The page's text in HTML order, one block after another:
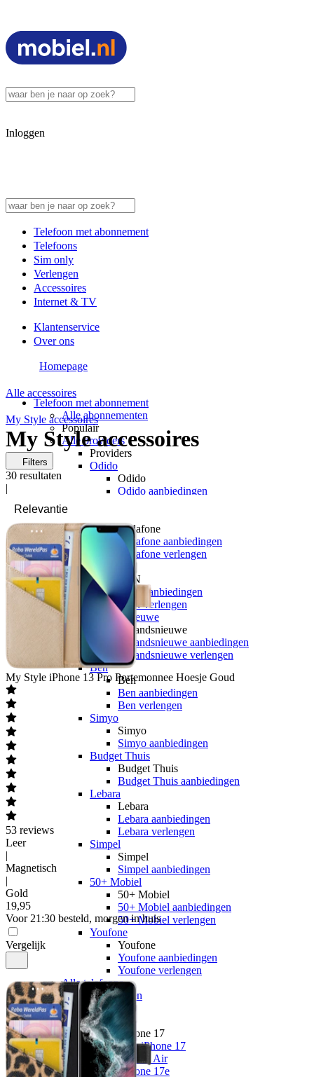
Inloggen
Telefoon met abonnement
Telefoons
Sim only
Verlengen
Accessoires
Internet & TV
Klantenservice
Over ons
Telefoon met abonnement
Alle abonnementen
Populair
Alle providers
Providers
Odido
Odido
Odido aanbiedingen
Vodafone
Vodafone aanbiedingen
Vodafone verlengen
KPN
KPN
KPN aanbiedingen
KPN verlengen
hollandsnieuwe
hollandsnieuwe
hollandsnieuwe aanbiedingen
hollandsnieuwe verlengen
Ben
Ben
Ben aanbiedingen
Ben verlengen
Simyo
Simyo
Simyo aanbiedingen
Budget Thuis
Budget Thuis
Budget Thuis aanbiedingen
Lebara
Lebara
Lebara aanbiedingen
Lebara verlengen
Simpel
Simpel
Simpel aanbiedingen
50+ Mobiel
50+ Mobiel
50+ Mobiel aanbiedingen
50+ Mobiel verlengen
Youfone
Youfone
Youfone aanbiedingen
Youfone verlengen
Alle telefoons
Alle aanbiedingen
Merken
Apple
Apple iPhone 17
Alle Apple iPhone 17
Apple iPhone Air
Apple iPhone 17e
Homepage
Alle accessoires
My Style accessoires
My Style accessoires
Filters
30 resultaten
|
My Style iPhone 13 Pro Portemonnee Hoesje Goud
53 reviews
Leer
|
Magnetisch
|
Gold
19,95
Voor 21:30 besteld, morgen in huis
Vergelijk